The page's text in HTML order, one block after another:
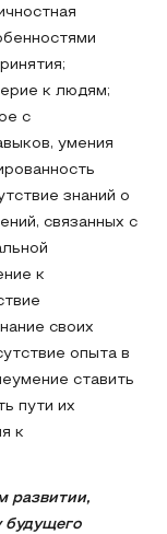
к людям;
с
умения
знаний о
связанных с
к
своих
опыта в
ставить
пути их
к
развитии,
будущего